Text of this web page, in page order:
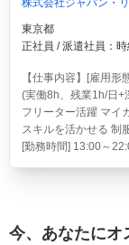
株式会社ジャパン・
東京都
正社員 / 派遣社員：
【仕事内容】[雇用
(実働8h、残業1h/日+
フリーター活躍 マイ
スキルを活かせる 制
[勤務時間] 13:00～
今、あなたにオ